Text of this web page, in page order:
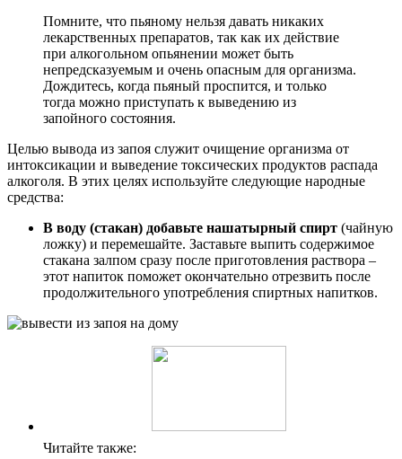
Помните, что пьяному нельзя давать никаких
лекарственных препаратов, так как их действие
при алкогольном опьянении может быть
непредсказуемым и очень опасным для организма.
Дождитесь, когда пьяный проспится, и только
тогда можно приступать к выведению из
запойного состояния.
Целью вывода из запоя служит очищение организма от
интоксикации и выведение токсических продуктов распада
алкоголя. В этих целях используйте следующие народные
средства:
В воду (стакан) добавьте нашатырный спирт (чайную
ложку) и перемешайте. Заставьте выпить содержимое
стакана залпом сразу после приготовления раствора –
этот напиток поможет окончательно отрезвить после
продолжительного употребления спиртных напитков.
Читайте также: